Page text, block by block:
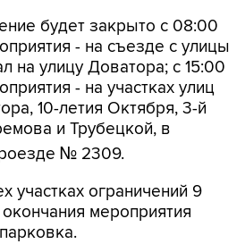
будет закрыто с 08:00
- на съезде с улицы
на улицу Доватора; с 15:00
- на участках улиц
10-летия Октября, 3-й
и Трубецкой, в
№ 2309.
участках ограничений 9
мероприятия